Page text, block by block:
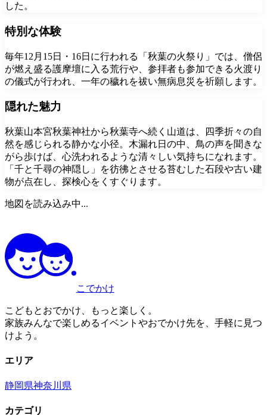
した。
特別な体験
毎年12月15日・16日に行われる「秋葉の火祭り」では、僧侶
が燃え盛る護摩壇に入る荒行や、参拝者も参加できる火渡り
の儀式が行われ、一年の穢れを祓い無病息災を祈願します。
隠れた魅力
秋葉山本宮秋葉神社から秋葉寺へ続く山道は、四季折々の自
然を感じられる静かな小径。木漏れ日の中、鳥の声を聞きな
がら歩けば、心洗われるような清々しい気持ちになれます。
「千と千尋の神隠し」を彷彿とさせる苔むした石段や古い建
物が点在し、探検心をくすぐります。
地図を読み込み中...
こでかけ
こどもとおでかけ、もっと楽しく。
家族みんなで楽しめるイベントやおでかけ先を、手軽に見つ
けよう。
エリア
静岡県神奈川県
カテゴリ